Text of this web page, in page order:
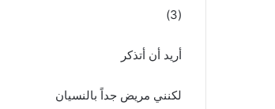
(3)
أريد أن أتذكر
لكنني مريض جداً بالنسيان